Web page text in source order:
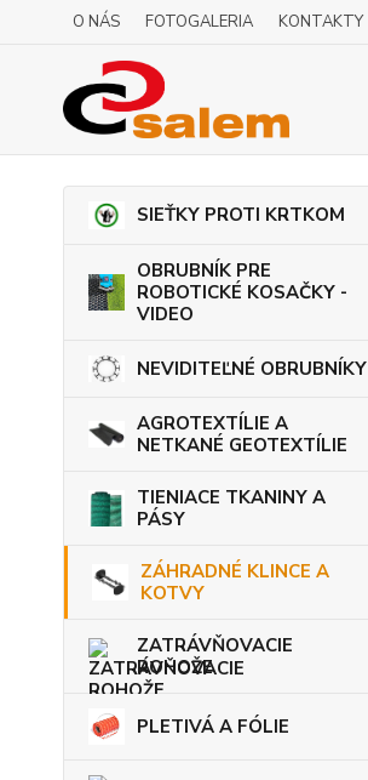
O NÁS FOTOGALERIA KONTAKTY
SIEŤKY PROTI KRTKOM
OBRUBNÍK PRE
ROBOTICKÉ KOSAČKY -
VIDEO
NEVIDITEĽNÉ OBRUBNÍKY
AGROTEXTÍLIE A
NETKANÉ GEOTEXTÍLIE
TIENIACE TKANINY A
PÁSY
ZÁHRADNÉ KLINCE A
KOTVY
ZATRÁVŇOVACIE
ROHOŽE
PLETIVÁ A FÓLIE